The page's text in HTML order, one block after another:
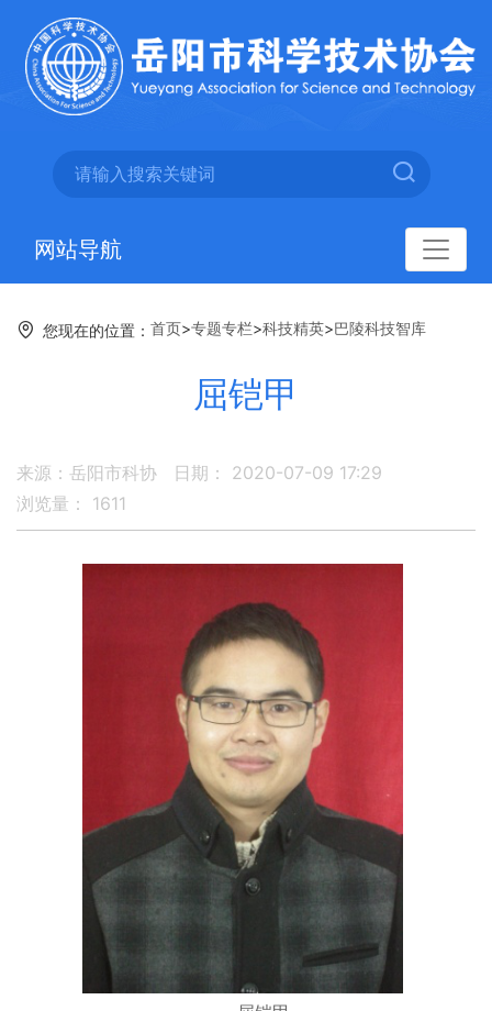
网站导航
您现在的位置： 首页>专题专栏>科技精英>巴陵科技智库
屈铠甲
来源：岳阳市科协
日期： 2020-07-09 17:29
浏览量： 1611